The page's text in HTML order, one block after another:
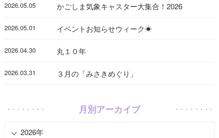
2026.05.05 かごしま気象キャスター大集合！2026
2026.05.01 イベントお知らせウィーク☀
2026.04.30 丸１０年
2026.03.31 ３月の「みさきめぐり」
月別アーカイブ
2026年